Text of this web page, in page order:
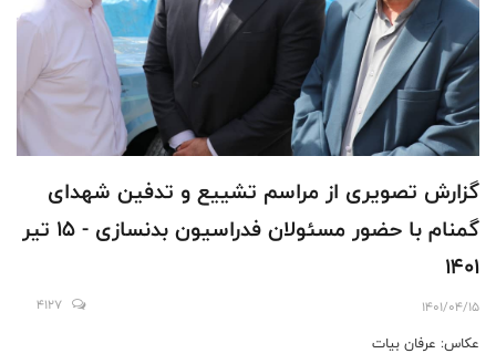
گزارش تصویری از مراسم تشییع و تدفین شهدای
گمنام با حضور مسئولان فدراسیون بدنسازی - 15 تیر
1401
1401/04/15
4127
عکاس: عرفان بیات